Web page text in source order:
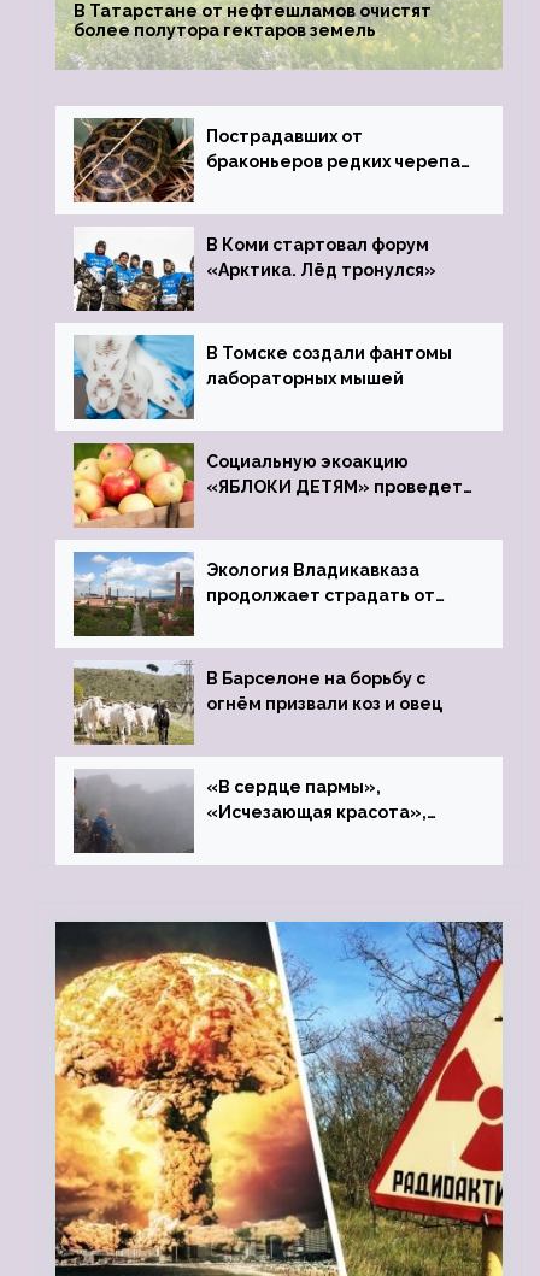
В Татарстане от нефтешламов очистят
более полутора гектаров земель
Пострадавших от
браконьеров редких черепах
зоопарк
В Коми стартовал форум
«Арктика. Лёд тронулся»
В Томске создали фантомы
лабораторных мышей
Социальную экоакцию
«ЯБЛОКИ ДЕТЯМ» проведет
Экология Владикавказа
продолжает страдать от
В Барселоне на борьбу с
огнём призвали коз и овец
«В сердце пармы»,
«Исчезающая красота»,